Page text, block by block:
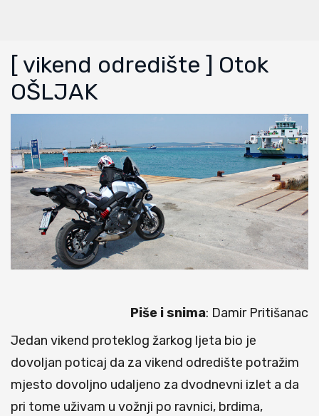
[ vikend odredište ] Otok
OŠLJAK
Piše i snima: Damir Pritišanac
Jedan vikend proteklog žarkog ljeta bio je
dovoljan poticaj da za vikend odredište potražim
mjesto dovoljno udaljeno za dvodnevni izlet a da
pri tome uživam u vožnji po ravnici, brdima,